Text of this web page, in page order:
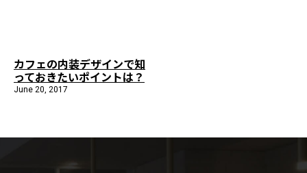
カフェの内装デザインで知
っておきたいポイントは？
June 20, 2017